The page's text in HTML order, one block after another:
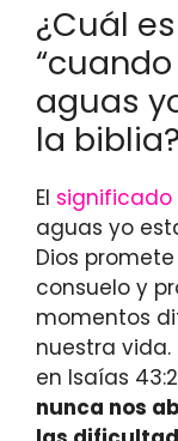
¿Cuál
aguas
la biblia?
El significado
aguas yo
Dios
consuelo y
momentos
nuestra
en Isaías
nunca nos